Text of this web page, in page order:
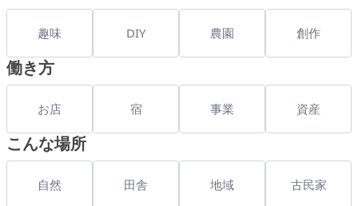
趣味 DIY 農園 創作
働き方
お店 宿 事業 資産
こんな場所
自然 田舎 地域 古民家